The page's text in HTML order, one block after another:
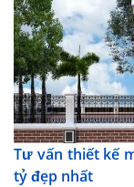
Tư vấn thiết kế
tỷ đẹp nhất